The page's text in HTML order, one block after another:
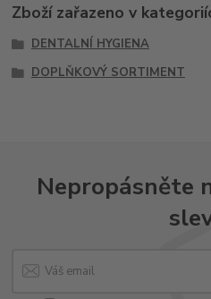
Zboží zařazeno v
DENTALNÍ HYGIENA
DOPLŇKOVÝ SORTIMENT
Nepropásněte